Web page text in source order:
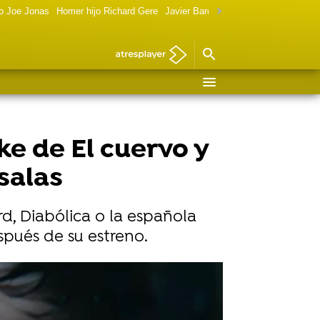
Joe Jonas Homer hijo Richard Gere Javier Bardem política
de El cuervo y
Diabólica o la española
de su estreno.
Brandon Lee